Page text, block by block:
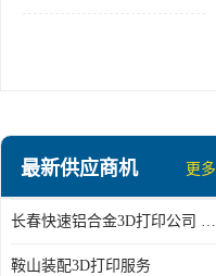
最新供应商机 更多
长春快速铝合金3D打印公司 服务好
鞍山装配3D打印服务